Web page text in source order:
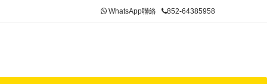
WhatsApp聯絡 852-64385958